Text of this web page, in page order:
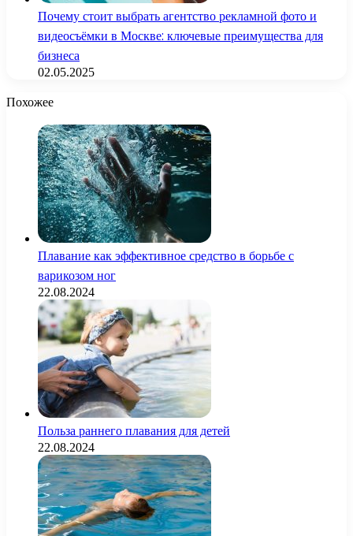
Почему стоит выбрать агентство рекламной фото и
видеосъёмки в Москве: ключевые преимущества для
бизнеса
02.05.2025
Похожее
Плавание как эффективное средство в борьбе с
варикозом ног
22.08.2024
Польза раннего плавания для детей
22.08.2024